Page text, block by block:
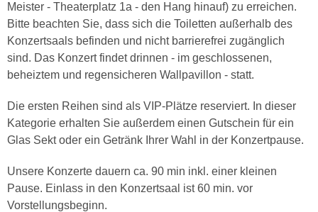
Meister - Theaterplatz 1a - den Hang hinauf) zu erreichen.
Bitte beachten Sie, dass sich die Toiletten außerhalb des
Konzertsaals befinden und nicht barrierefrei zugänglich
sind. Das Konzert findet drinnen - im geschlossenen,
beheiztem und regensicheren Wallpavillon - statt.
Die ersten Reihen sind als VIP-Plätze reserviert. In dieser
Kategorie erhalten Sie außerdem einen Gutschein für ein
Glas Sekt oder ein Getränk Ihrer Wahl in der Konzertpause.
Unsere Konzerte dauern ca. 90 min inkl. einer kleinen
Pause. Einlass in den Konzertsaal ist 60 min. vor
Vorstellungsbeginn.